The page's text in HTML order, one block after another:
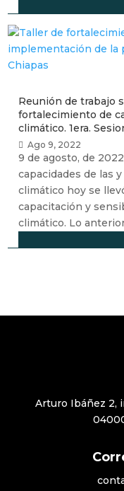
Reunión de trabajo
fortalecimiento de
climático. 1era.
Ago 9, 2022
9 de agosto, de
capacidades de las
climático hoy se
capacitación y
climático. Lo
Arturo Ibáñez 2,